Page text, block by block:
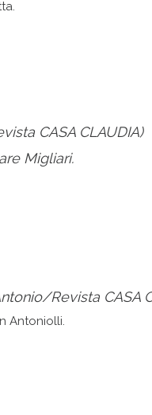
CASA CLAUDIA)
Revista CASA